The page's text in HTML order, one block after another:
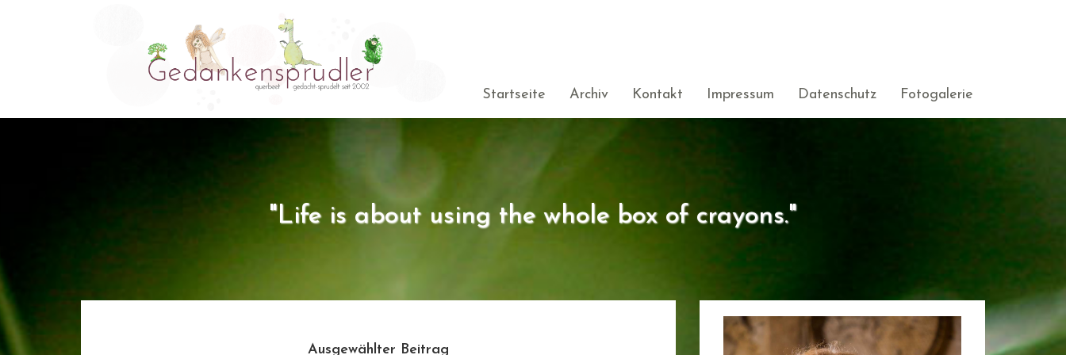
Startseite Archiv Kontakt Impressum Datenschutz Fotogalerie
"Life is about using the whole box of crayons."
Ausgewählter Beitrag